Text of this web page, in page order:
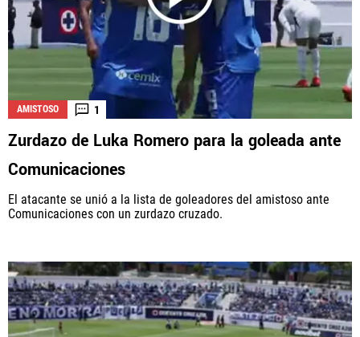
AMISTOSO 1
Zurdazo de Luka Romero para la goleada ante
Comunicaciones
El atacante se unió a la lista de goleadores del amistoso ante
Comunicaciones con un zurdazo cruzado.